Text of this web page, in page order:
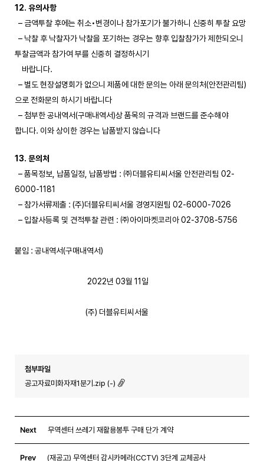
12. 유의사항
– 금액투찰 후에는 취소•변경이나 참가포기가 불가하니 신중히 투찰 요망
– 낙찰 후 낙찰자가 낙찰을 포기하는 경우는 향후 입찰참가가 제한되오니
투찰금액과 참가여 부를 신중히 결정하시기
바랍니다.
– 별도 현장설명회가 없으니 제품에 대한 문의는 아래 문의처(안전관리팀)
으로 전화문의 하시기 바랍니다
– 첨부한 공내역서(구매내역서)상 품목의 규격과 브랜드를 준수해야
합니다. 이와 상이한 경우는 납품받지 않습니다
13. 문의처
– 품목정보, 납품일정, 납품방법 : ㈜더블유티씨서울 안전관리팀 02-
6000-1181
– 참가서류제출 : (주)더블유티씨서울 경영지원팀 02-6000-7026
– 입찰사등록 및 견적투찰 관련 : ㈜아이마켓코리아 02-3708-5756
붙임 : 공내역서(구매내역서)
2022년 03월 11일
(주) 더블유티씨서울
첨부파일
공고자료미화자재1분기.zip (-)
Next 무역센터 쓰레기 재활용봉투 구매 단가 계약
Prev (재공고) 무역센터 감시카메라(CCTV) 3단계 교체공사